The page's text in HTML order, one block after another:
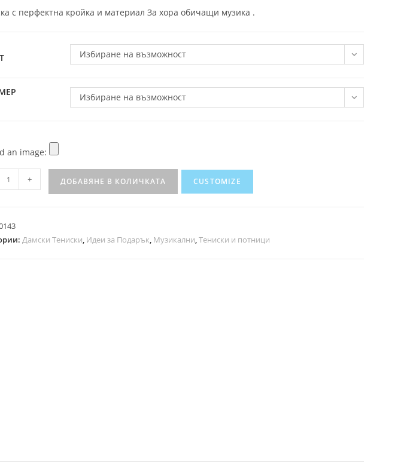
с перфектна кройка и материал За хора обичащи музика .
Избиране на възможност
Избиране на възможност
an image:
+ ДОБАВЯНЕ В КОЛИЧКАТА CUSTOMIZE
Дамски Тениски, Идеи за Подарък, Музикални,Тениски и потници